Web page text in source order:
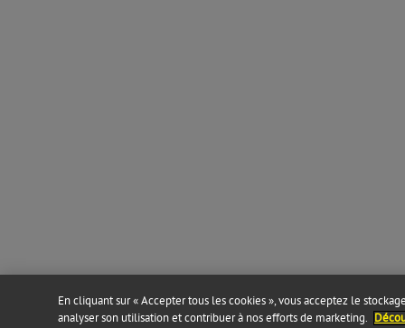
En cliquant sur « Accepter tous les cookies », vous acceptez le
analyser son utilisation et contribuer à nos efforts de marketing.